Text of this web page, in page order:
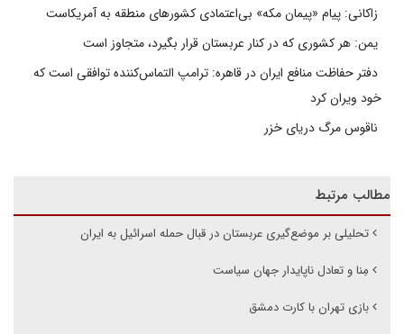
زاکانی: پیام «پیمان مکه» بی‌اعتمادی کشورهای منطقه به آمریکاست
یمن: هر کشوری که در کنار عربستان قرار بگیرد، متجاوز است
دفتر حفاظت منافع ایران در قاهره: ترامپ التماس‌کننده توافقی است که
خود ویران کرد
ناقوس مرگ دریای خزر
مطالب مرتبط
تحلیلی بر موضع‌گیری عربستان در قبال حمله اسرائیل به ایران
مِنا و تعادل ناپایدار جهان سیاست
بازی تهران با کارت دمشق